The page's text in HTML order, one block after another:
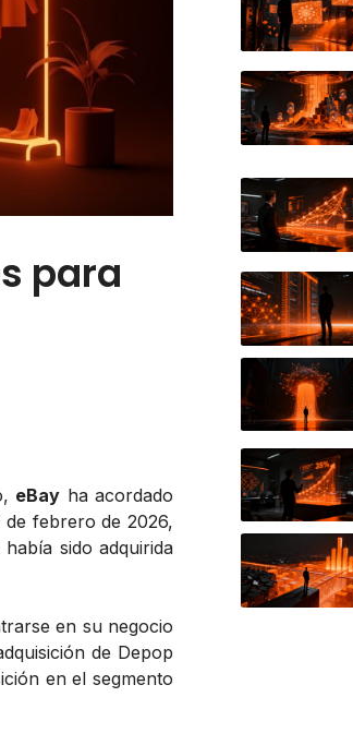
para
eBay ha acordado
de febrero de 2026,
sido adquirida
en su negocio
de Depop
en el segmento